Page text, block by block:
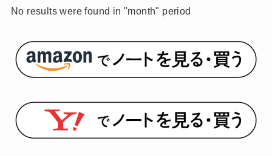
No results were found in "month" period